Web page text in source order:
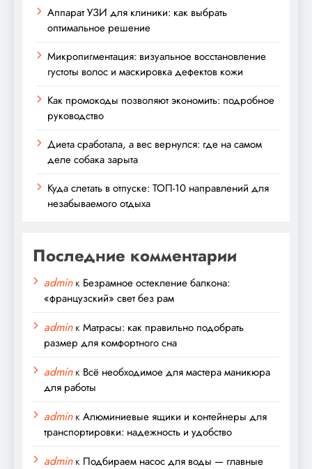
Аппарат УЗИ для клиники: как выбрать
оптимальное решение
Микропигментация: визуальное восстановление
густоты волос и маскировка дефектов кожи
Как промокоды позволяют экономить: подробное
руководство
Диета сработала, а вес вернулся: где на самом
деле собака зарыта
Куда слетать в отпуске: ТОП-10 направлений для
незабываемого отдыха
Последние комментарии
adminк Безрамное остекление балкона:
«французский» свет без рам
adminкМатрасы: как правильно подобрать
размер для комфортного сна
adminк Всё необходимое для мастера маникюра
для работы
adminкАлюминиевые ящики и контейнеры для
транспортировки: надежность и удобство
adminк Подбираем насос для воды — главные